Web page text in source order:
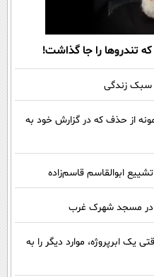
تندروها را جا گذاشت!
سبک زندگی
از حذف که در گزارش خود به
ابوالقاسم قاسم‌زاده
در مسجد شهرک غرب
یک ابرپروژه، موارد دیگر را به